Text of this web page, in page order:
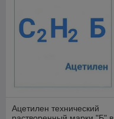
Ацетилен технический